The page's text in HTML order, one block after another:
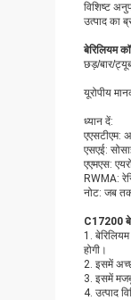
विशिष्ट
उत्पाद का
बेरिलियम
छड़/बार/
यूरोपीय
ध्यान दें:
एएसटीएम:
एसएई:
एएमएस:
RWMA:
नोट: जब तक
C17200
1.
होगी।
2. इसमें
3. इसमें
4. उत्पाद